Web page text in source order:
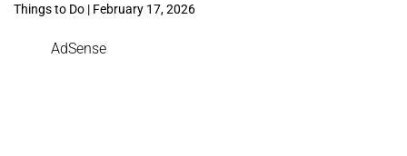
Things to Do | February 17, 2026
AdSense